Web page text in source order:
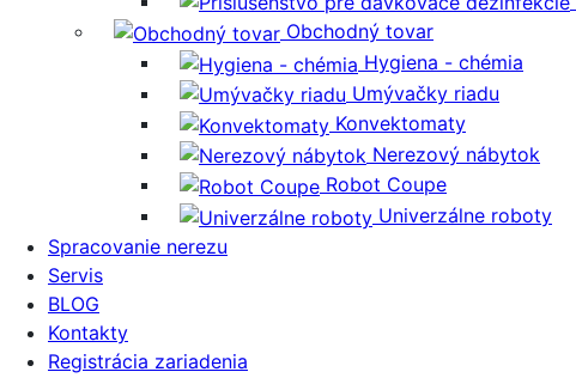
Obchodný tovar
Hygiena - chémia
Umývačky riadu
Konvektomaty
Nerezový nábytok
Robot Coupe
Univerzálne roboty
Spracovanie nerezu
Servis
BLOG
Kontakty
Registrácia zariadenia